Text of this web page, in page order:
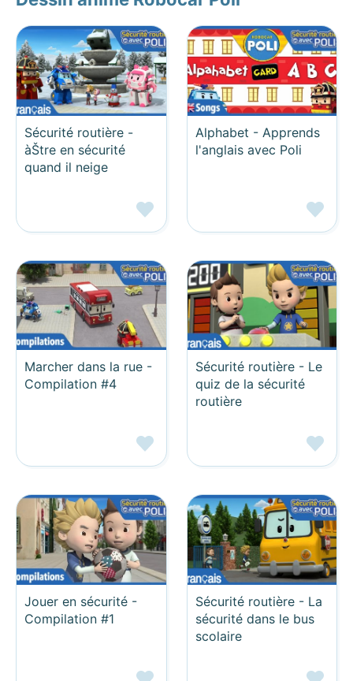
Sécurité routière -
àŠtre en sécurité
quand il neige
Alphabet - Apprends
l'anglais avec Poli
Marcher dans la rue -
Compilation #4
Sécurité routière - Le
quiz de la sécurité
routière
Jouer en sécurité -
Compilation #1
Sécurité routière - La
sécurité dans le bus
scolaire